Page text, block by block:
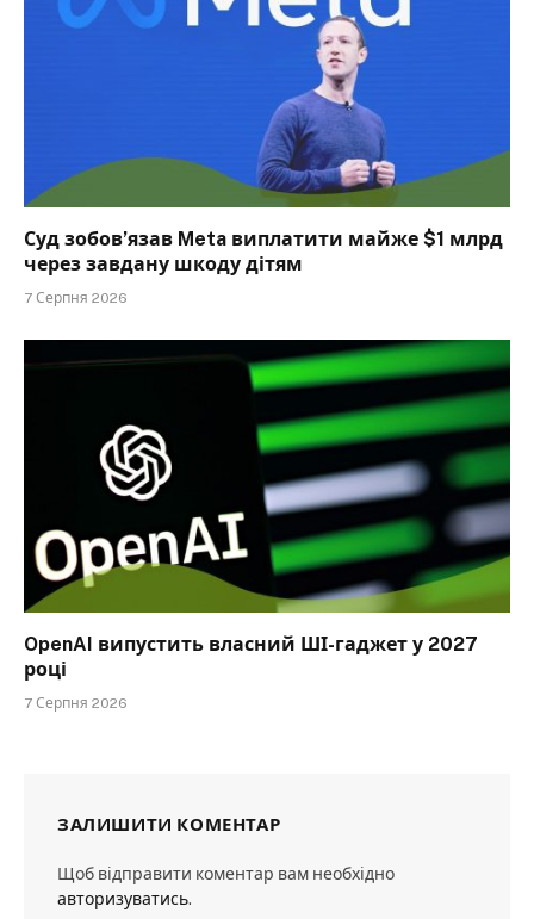
Суд зобов’язав Meta виплатити майже $1 млрд
через завдану шкоду дітям
7 Серпня 2026
OpenAI випустить власний ШІ-гаджет у 2027
році
7 Серпня 2026
ЗАЛИШИТИ КОМЕНТАР
Щоб відправити коментар вам необхідно
авторизуватись.